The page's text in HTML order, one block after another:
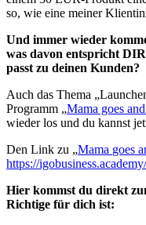
so, wie eine meiner
Und immer wieder
was davon entspricht
passt zu deinen Kunden?
Auch das Thema
Programm „Mama goes
wieder los und du kannst
Den Link zu „Mama goes
https://
Hier kommst du direkt
Richtige für dich ist: